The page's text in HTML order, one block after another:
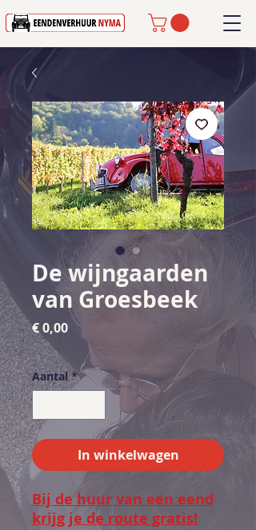
De wijngaarden
van Groesbeek
€ 0,00Prijs
Aantal *
In winkelwagen
Bij de huur van een eend
krijg je de route gratis!